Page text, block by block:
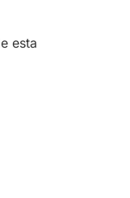
esta